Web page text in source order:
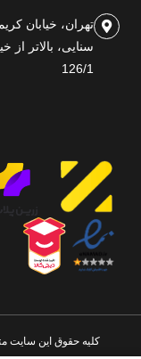
تهران، خیابان
سنایی، بالاتر از
126/1
کلیه حقوق این سایت